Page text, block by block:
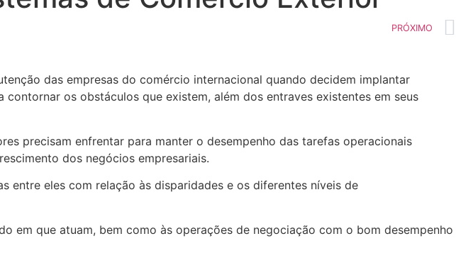
PRÓXIMO
das empresas do comércio internacional quando decidem implantar
os obstáculos que existem, além dos entraves existentes em seus
precisam enfrentar para manter o desempenho das tarefas operacionais
dos negócios empresariais.
entre eles com relação às disparidades e os diferentes níveis de
em que atuam, bem como às operações de negociação com o bom desempenho